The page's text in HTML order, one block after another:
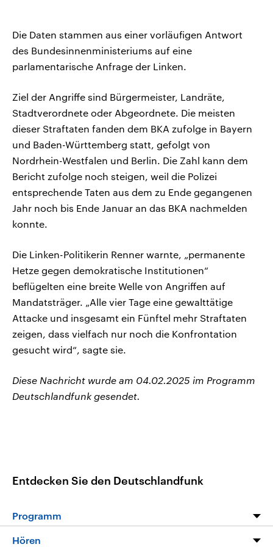
Die Daten stammen aus einer vorläufigen Antwort
des Bundesinnenministeriums auf eine
parlamentarische Anfrage der Linken.
Ziel der Angriffe sind Bürgermeister, Landräte,
Stadtverordnete oder Abgeordnete. Die meisten
dieser Straftaten fanden dem BKA zufolge in Bayern
und Baden-Württemberg statt, gefolgt von
Nordrhein-Westfalen und Berlin. Die Zahl kann dem
Bericht zufolge noch steigen, weil die Polizei
entsprechende Taten aus dem zu Ende gegangenen
Jahr noch bis Ende Januar an das BKA nachmelden
konnte.
Die Linken-Politikerin Renner warnte, „permanente
Hetze gegen demokratische Institutionen“
beflügelten eine breite Welle von Angriffen auf
Mandatsträger. „Alle vier Tage eine gewalttätige
Attacke und insgesamt ein Fünftel mehr Straftaten
zeigen, dass vielfach nur noch die Konfrontation
gesucht wird“, sagte sie.
Diese Nachricht wurde am 04.02.2025 im Programm
Deutschlandfunk gesendet.
Entdecken Sie den Deutschlandfunk
Programm
Programm
Hören